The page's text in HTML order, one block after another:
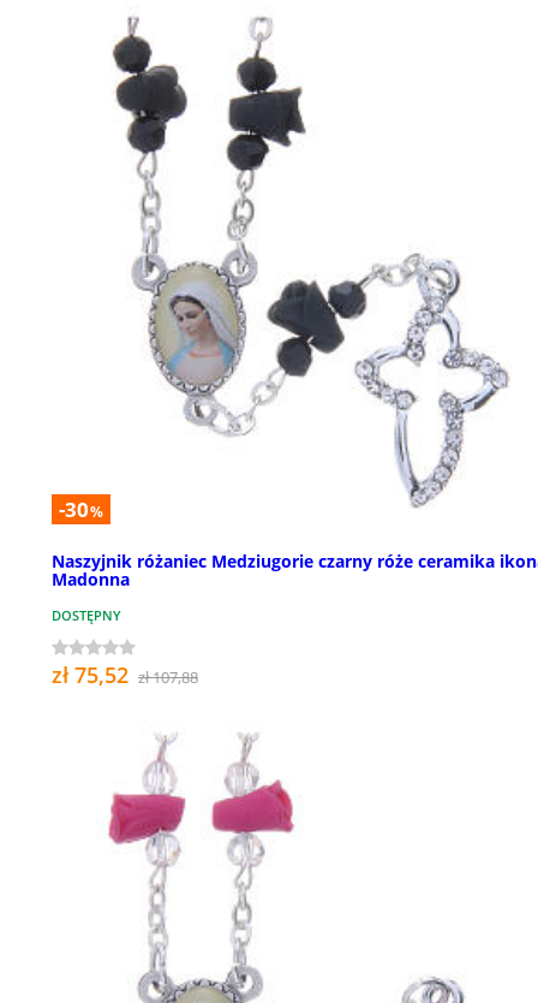
-30%
Naszyjnik różaniec Medziugorie czarny róże ceramika
Madonna
DOSTĘPNY
zł 75,52 zł 107,88